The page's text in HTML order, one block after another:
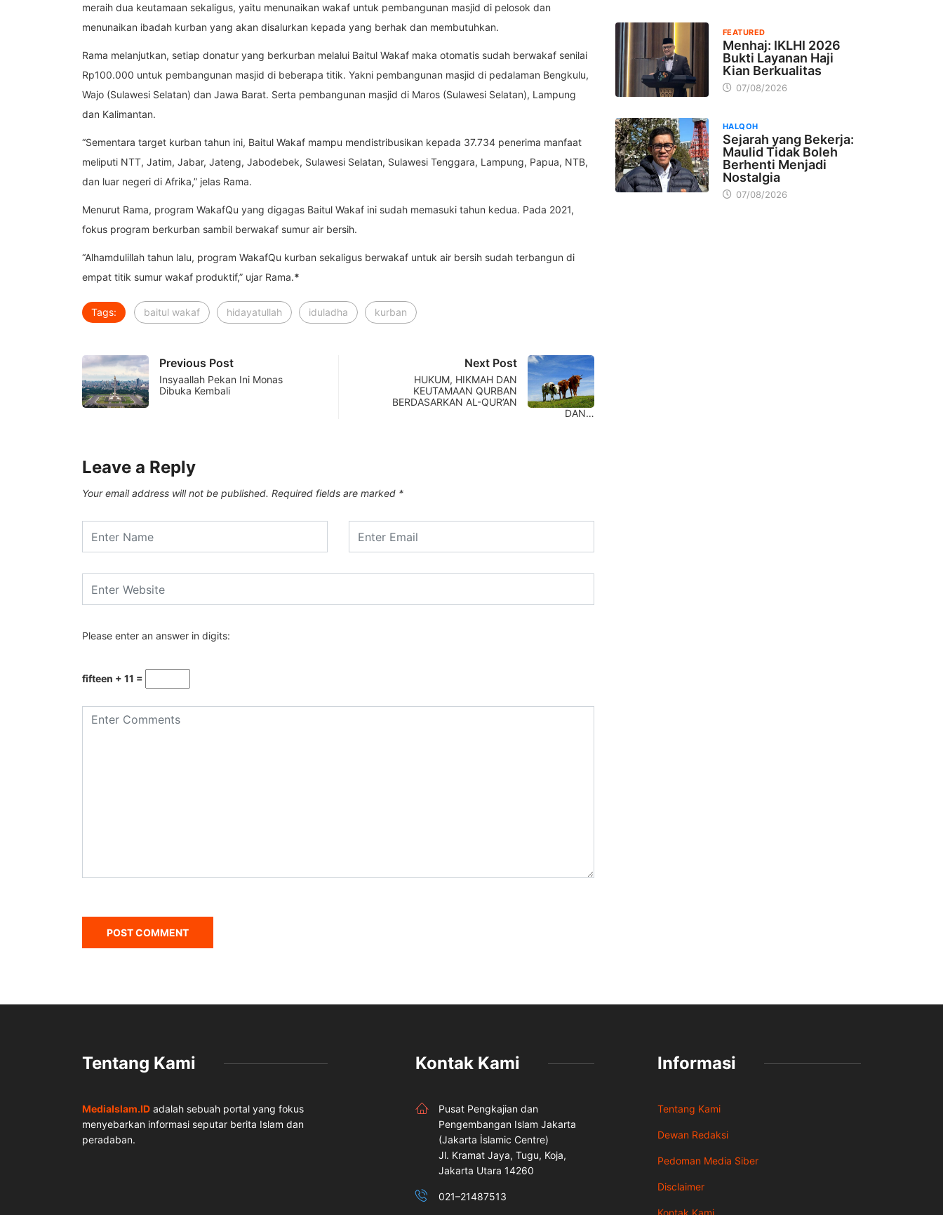
meraih dua keutamaan sekaligus, yaitu menunaikan wakaf untuk pembangunan masjid di pelosok dan
menunaikan ibadah kurban yang akan disalurkan kepada yang berhak dan membutuhkan.
Rama melanjutkan, setiap donatur yang berkurban melalui Baitul Wakaf maka otomatis sudah berwakaf senilai
Rp100.000 untuk pembangunan masjid di beberapa titik. Yakni pembangunan masjid di pedalaman Bengkulu,
Wajo (Sulawesi Selatan) dan Jawa Barat. Serta pembangunan masjid di Maros (Sulawesi Selatan), Lampung
dan Kalimantan.
“Sementara target kurban tahun ini, Baitul Wakaf mampu mendistribusikan kepada 37.734 penerima manfaat
meliputi NTT, Jatim, Jabar, Jateng, Jabodebek, Sulawesi Selatan, Sulawesi Tenggara, Lampung, Papua, NTB,
dan luar negeri di Afrika,” jelas Rama.
Menurut Rama, program WakafQu yang digagas Baitul Wakaf ini sudah memasuki tahun kedua. Pada 2021,
fokus program berkurban sambil berwakaf sumur air bersih.
“Alhamdulillah tahun lalu, program WakafQu kurban sekaligus berwakaf untuk air bersih sudah terbangun di
empat titik sumur wakaf produktif,” ujar Rama.*
Tags: baitul wakaf hidayatullah iduladha kurban
Previous Post
Insyaallah Pekan Ini Monas
Dibuka Kembali
Next Post
HUKUM, HIKMAH DAN
KEUTAMAAN QURBAN
BERDASARKAN AL-QUR’AN
DAN…
Leave a Reply
Your email address will not be published. Required fields are marked *
Please enter an answer in digits:
fifteen + 11 =
FEATURED
Menhaj: IKLHI 2026
Bukti Layanan Haji
Kian Berkualitas
07/08/2026
HALQOH
Sejarah yang Bekerja:
Maulid Tidak Boleh
Berhenti Menjadi
Nostalgia
07/08/2026
Tentang Kami
MediaIslam.ID adalah sebuah portal yang fokus
menyebarkan informasi seputar berita Islam dan
peradaban.
Kontak Kami
Pusat Pengkajian dan
Pengembangan Islam Jakarta
(Jakarta İslamic Centre)
Jl. Kramat Jaya, Tugu, Koja,
Jakarta Utara 14260
021–21487513
Informasi
Tentang Kami
Dewan Redaksi
Pedoman Media Siber
Disclaimer